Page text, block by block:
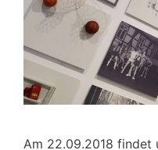
Am 22.09.2018 findet